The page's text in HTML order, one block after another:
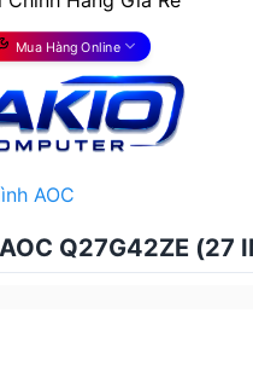
Mua Hàng Online
AOC
Q27G42ZE (27